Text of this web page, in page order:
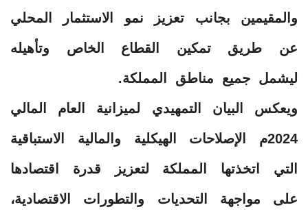
والمقيمين بجانب تعزيز نمو الاستثمار المحلي
عن طريق تمكين القطاع الخاص وتأهيله
ليشمل جميع مناطق المملكة.
ويعكس البيان التمهيدي لميزانية العام المالي
2024م الإصلاحات الهيكلية والمالية الاستباقية
التي اتخذتها المملكة لتعزيز قدرة اقتصادها
على مواجهة التحديات والتطورات الاقتصادية،